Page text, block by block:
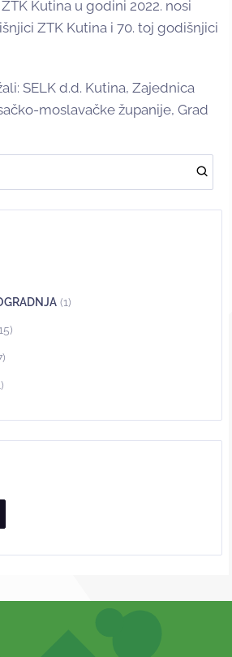
Kutina u godini 2022. nosi
ZTK Kutina i 70. toj godišnjici
SELK d.d. Kutina, Zajednica
moslavačke županije, Grad
(1)